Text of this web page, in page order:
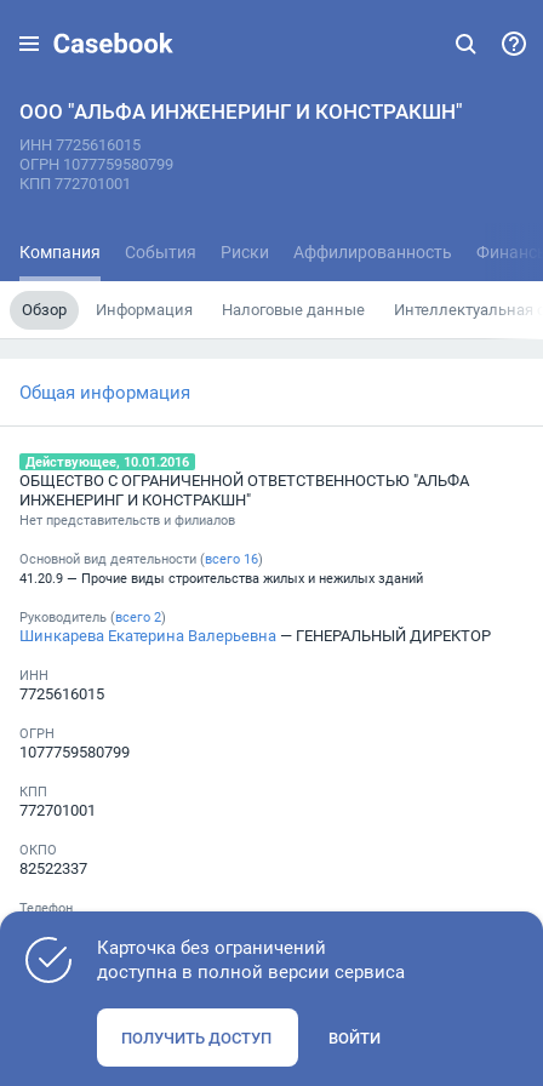
ООО "АЛЬФА ИНЖЕНЕРИНГ И КОНСТРАКШН"
ИНН 7725616015
ОГРН 1077759580799
КПП 772701001
Компания События Риски Аффилированность
Обзор Информация Налоговые данные Интеллектуальная
Общая информация
Действующее, 10.01.2016
ОБЩЕСТВО С ОГРАНИЧЕННОЙ ОТВЕТСТВЕННОСТЬЮ "АЛЬФА
ИНЖЕНЕРИНГ И КОНСТРАКШН"
Нет представительств и филиалов
Основной вид деятельности (всего 16)
41.20.9 — Прочие виды строительства жилых и нежилых зданий
Руководитель (всего 2)
Шинкарева Екатерина Валерьевна — ГЕНЕРАЛЬНЫЙ ДИРЕКТОР
ИНН
7725616015
ОГРН
1077759580799
КПП
772701001
ОКПО
82522337
Телефон
Как оценить состояние компании
Карточка без ограничений
доступна в полной версии сервиса
ПОЛУЧИТЬ ДОСТУП ВОЙТИ